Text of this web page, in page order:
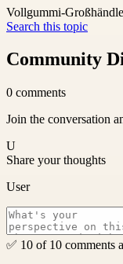
Vollgummi-
Search this topic
Community
0 comments
Join the conversation
U
Share your thoughts
User
✅ 10 of 10 comments